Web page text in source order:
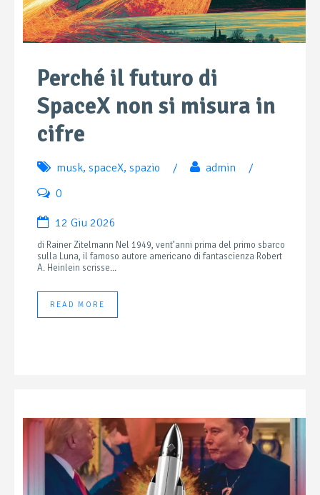
Perché il futuro di
SpaceX non si misura in
cifre
musk, spaceX, spazio / admin
/
0
12 Giu 2026
di Rainer Zitelmann Nel 1949, vent’anni prima del primo sbarco
sulla Luna, il famoso autore americano di fantascienza Robert
A. Heinlein scrisse...
READ MORE